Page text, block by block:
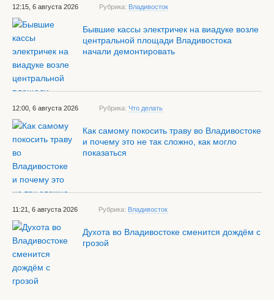
12:15, 6 августа 2026 Рубрика: Владивосток
Бывшие кассы электричек на виадуке возле
центральной площади Владивостока
начали демонтировать
12:00, 6 августа 2026 Рубрика: Что делать
Как самому покосить траву во Владивостоке
и почему это не так сложно, как могло
показаться
11:21, 6 августа 2026 Рубрика: Владивосток
Духота во Владивостоке сменится дождём с
грозой